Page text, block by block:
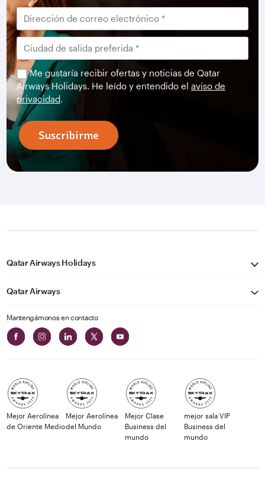
Me gustaría recibir ofertas y noticias de Qatar
Airways Holidays. He leído y entendido elaviso de
privacidad.
Suscribirme
Qatar Airways Holidays
Qatar Airways
Mantengámonos en contacto
Mejor Aerolínea
de Oriente Medio
Mejor Aerolínea
del Mundo
Mejor Clase
Business del
mundo
mejor sala VIP
Business del
mundo